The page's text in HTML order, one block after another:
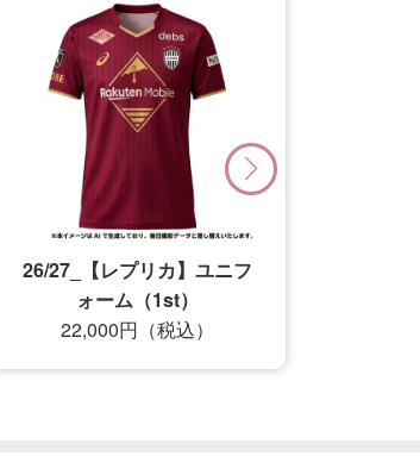
26/27_【レプリカ】ユニフ
ォーム（1st）
22,000円（税込）